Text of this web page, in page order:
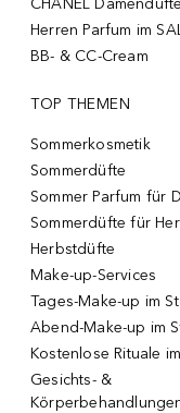
CHANEL Damendüfte
Herren Parfum im
BB- & CC-Cream
TOP THEMEN
Sommerkosmetik
Sommerdüfte
Sommer Parfum für
Sommerdüfte für
Herbstdüfte
Make-up-Services
Tages-Make-up im
Abend-Make-up im
Kostenlose Rituale
Gesichts- &